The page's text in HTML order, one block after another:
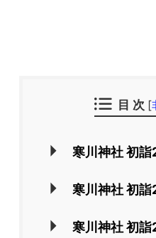
目 次 [
寒川神社 初
寒川神社 初
寒川神社 初